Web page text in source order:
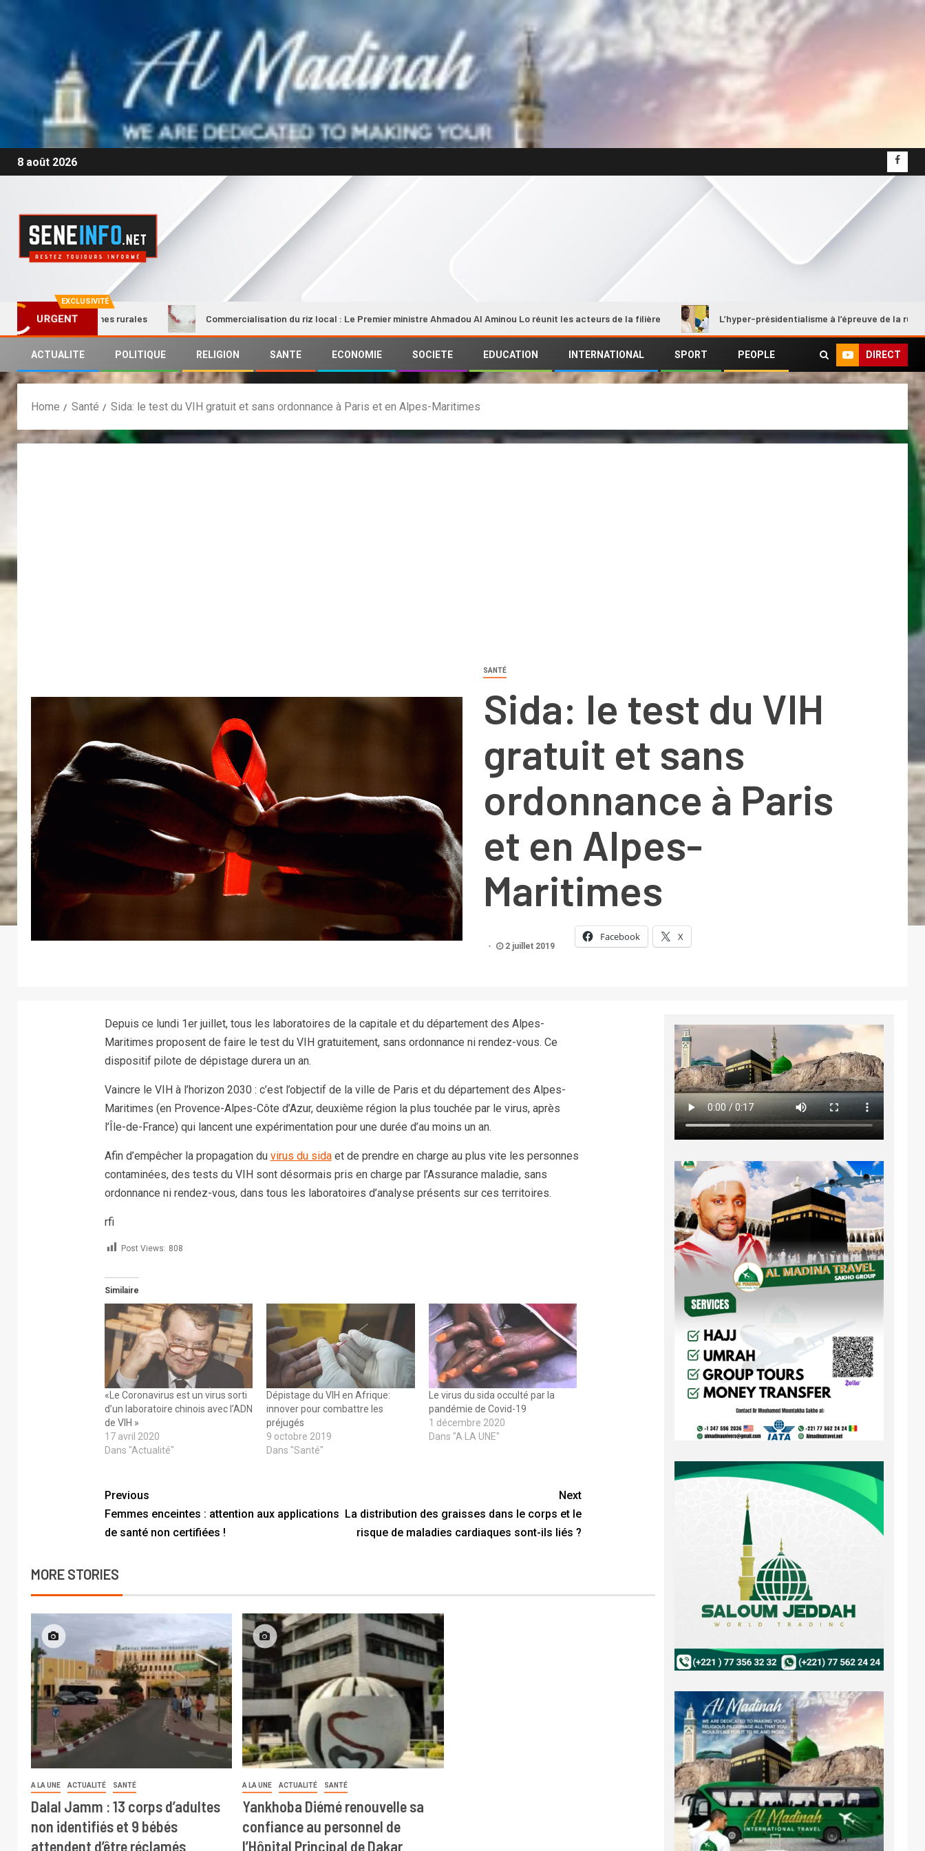
8 août 2026
EXCLUSIVITÉ
URGENT
des femmes rurales Commercialisation du riz local : Le Premier ministre Ahmadou Al Aminou Lo réunit les acteurs de la filière L’hyper-présidentialisme à l’épreuve de la rupture
ACTUALITE POLITIQUE RELIGION SANTE ECONOMIE SOCIETE EDUCATION INTERNATIONAL SPORT PEOPLE DIRECT
Home Santé Sida: le test du VIH gratuit et sans ordonnance à Paris et en Alpes-Maritimes
SANTÉ
Sida: le test du VIH
gratuit et sans
ordonnance à Paris
et en Alpes-
Maritimes
2 juillet 2019
Facebook X
Depuis ce lundi 1er juillet, tous les laboratoires de la capitale et du département des Alpes-
Maritimes proposent de faire le test du VIH gratuitement, sans ordonnance ni rendez-vous. Ce
dispositif pilote de dépistage durera un an.
Vaincre le VIH à l’horizon 2030 : c’est l’objectif de la ville de Paris et du département des Alpes-
Maritimes (en Provence-Alpes-Côte d’Azur, deuxième région la plus touchée par le virus, après
l’Île-de-France) qui lancent une expérimentation pour une durée d’au moins un an.
Afin d’empêcher la propagation du virus du sidaet de prendre en charge au plus vite les personnes
contaminées, des tests du VIH sont désormais pris en charge par l’Assurance maladie, sans
ordonnance ni rendez-vous, dans tous les laboratoires d’analyse présents sur ces territoires.
rfi
Post Views: 808
Similaire
«Le Coronavirus est un virus sorti
d’un laboratoire chinois avec l’ADN
de VIH »
17 avril 2020
Dans "Actualité"
Dépistage du VIH en Afrique:
innover pour combattre les
préjugés
9 octobre 2019
Dans "Santé"
Le virus du sida occulté par la
pandémie de Covid-19
1 décembre 2020
Dans "A LA UNE"
Previous
Femmes enceintes : attention aux applications
de santé non certifiées !
Next
La distribution des graisses dans le corps et le
risque de maladies cardiaques sont-ils liés ?
MORE STORIES
A LA UNE ACTUALITÉ SANTÉ
Dalal Jamm : 13 corps d’adultes
non identifiés et 9 bébés
attendent d’être réclamés
A LA UNE ACTUALITÉ SANTÉ
Yankhoba Diémé renouvelle sa
confiance au personnel de
l’Hôpital Principal de Dakar